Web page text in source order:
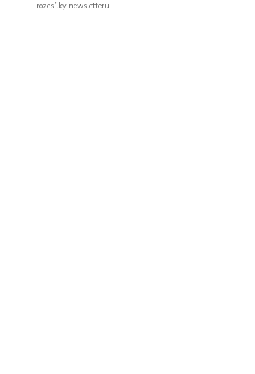
rozesílky newsletteru.